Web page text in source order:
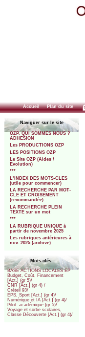
Accueil Plan du site
Naviguer sur le site
OZP. QUI SOMMES NOUS ?
ADHESION
Les PRODUCTIONS OZP
LES POSITIONS OZP
Le Site OZP (Aides /
Evolution)
***
L’INDEX DES MOTS-CLES
(utile pour commencer)
LA RECHERCHE PAR MOT-
CLE ET CROISEMENT
(recommandée)
LA RECHERCHE PLEIN
TEXTE sur un mot
***
LA RUBRIQUE UNIQUE à
partir de novembre 2025
Les rubriques antérieures à
nov. 2025 (archive)
Mots-clés
BASE ACTIONS LOCALES EP
Budget, Coût, Financement
[Act.] (gr 5)/
CNR [Act.] (gr 4) /
Créteil 93/
EPS, Sport [Act.] (gr 4)/
Numérique et IA [Act.] (gr 4)/
Pilot. académique (gr 5)/
Voyage et sortie scolaires,
Classe Découverte [Act.] (gr 4)/